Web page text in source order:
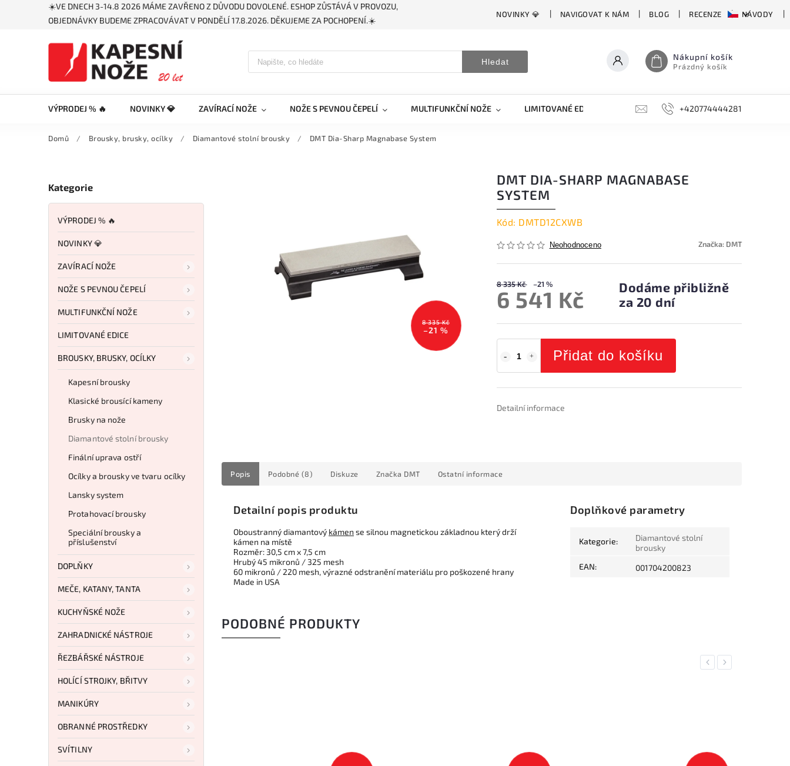
☀️VE DNECH 3-14.8 2026 MÁME ZAVŘENO Z DŮVODU DOVOLENÉ. ESHOP ZŮSTÁVÁ V PROVOZU,
OBJEDNÁVKY BUDEME ZPRACOVÁVAT V PONDĚLÍ 17.8.2026. DĚKUJEME ZA POCHOPENÍ.☀️
NOVINKY 💎 NAVIGOVAT K NÁM BLOG RECENZE NÁVODY
Hledat Nákupní košík
Prázdný košík
VÝPRODEJ % 🔥 NOVINKY 💎 ZAVÍRACÍ NOŽE NOŽE S PEVNOU ČEPELÍ MULTIFUNKČNÍ NOŽE LIMITOVANÉ EDICE BROUSKY, BRUSKY, OCÍLKY
+420774444281
Domů / Brousky, brusky, ocílky / Diamantové stolní brousky / DMT Dia-Sharp Magnabase System
Kategorie
VÝPRODEJ % 🔥
NOVINKY 💎
ZAVÍRACÍ NOŽE
NOŽE S PEVNOU ČEPELÍ
MULTIFUNKČNÍ NOŽE
LIMITOVANÉ EDICE
BROUSKY, BRUSKY, OCÍLKY
Kapesní brousky
Klasické brousící kameny
Brusky na nože
Diamantové stolní brousky
Finální uprava ostří
Ocílky a brousky ve tvaru ocílky
Lansky system
Protahovací brousky
Speciální brousky a
příslušenství
DOPLŇKY
MEČE, KATANY, TANTA
KUCHYŇSKÉ NOŽE
ZAHRADNICKÉ NÁSTROJE
ŘEZBÁŘSKÉ NÁSTROJE
HOLÍCÍ STROJKY, BŘITVY
MANIKÚRY
OBRANNÉ PROSTŘEDKY
SVÍTILNY
8 335 Kč
–21 %
DMT DIA-SHARP MAGNABASE
SYSTEM
Kód: DMTD12CXWB
Neohodnoceno Značka: DMT
8 335 Kč –21 %
6 541 Kč
Dodáme přibližně
za 20 dní
Přidat do košíku
Detailní informace
Popis Podobné (8) Diskuze Značka DMT Ostatní informace
Detailní popis produktu
Oboustranný diamantový kámen se silnou magnetickou základnou který drží
kámen na místě
Rozměr: 30,5 cm x 7,5 cm
Hrubý 45 mikronů / 325 mesh
60 mikronů / 220 mesh, výrazné odstranění materiálu pro poškozené hrany
Made in USA
Doplňkové parametry
Kategorie:
Diamantové stolní
brousky
EAN: 001704200823
PODOBNÉ PRODUKTY
Previous
Next